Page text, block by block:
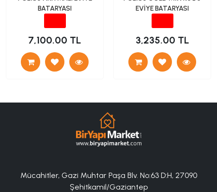
BATARYASI
7,100.00 TL
EVİYE BATARYASI
3,235.00 TL
Mücahitler, Gazi Muhtar Paşa Blv. No:63 D:H, 27090
Şehitkamil/Gaziantep